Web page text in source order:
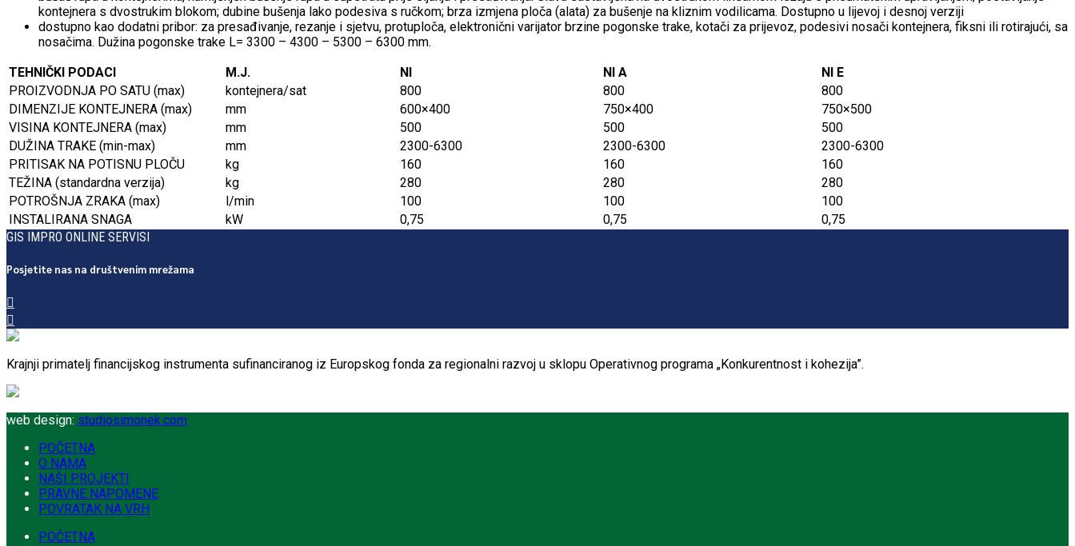
kontejnera s dvostrukim blokom; dubine bušenja lako podesiva s ručkom; brza izmjena ploča (alata) za bušenje na kliznim vodilicama. Dostupno u lijevoj i desnoj verziji
dostupno kao dodatni pribor: za presađivanje, rezanje i sjetvu, protuploča, elektronični varijator brzine pogonske trake, kotači za prijevoz, podesivi nosači kontejnera, fiksni ili rotirajući, sa
nosačima. Dužina pogonske trake L= 3300 – 4300 – 5300 – 6300 mm.
TEHNIČKI PODACI
M.J. NI NI A
NI E
PROIZVODNJA PO SATU (max)
kontejnera/sat 800 800
800
DIMENZIJE KONTEJNERA (max)
mm 600×400 750×400
750×500
VISINA KONTEJNERA (max)
mm 500 500
500
DUŽINA TRAKE (min-max)
mm 2300-6300 2300-6300
2300-6300
PRITISAK NA POTISNU PLOČU
kg 160 160
160
TEŽINA (standardna verzija)
kg 280 280
280
POTROŠNJA ZRAKA (max)
l/min 100 100
100
INSTALIRANA SNAGA
kW 0,75 0,75
0,75
GIS IMPRO ONLINE SERVISI
Posjetite nas na društvenim mrežama
Krajnji primatelj financijskog instrumenta sufinanciranog iz Europskog fonda za regionalni razvoj u sklopu Operativnog programa „Konkurentnost i kohezija”.
web design: studiosimonek.com
POČETNA
O NAMA
NAŠI PROJEKTI
PRAVNE NAPOMENE
POVRATAK NA VRH
POČETNA